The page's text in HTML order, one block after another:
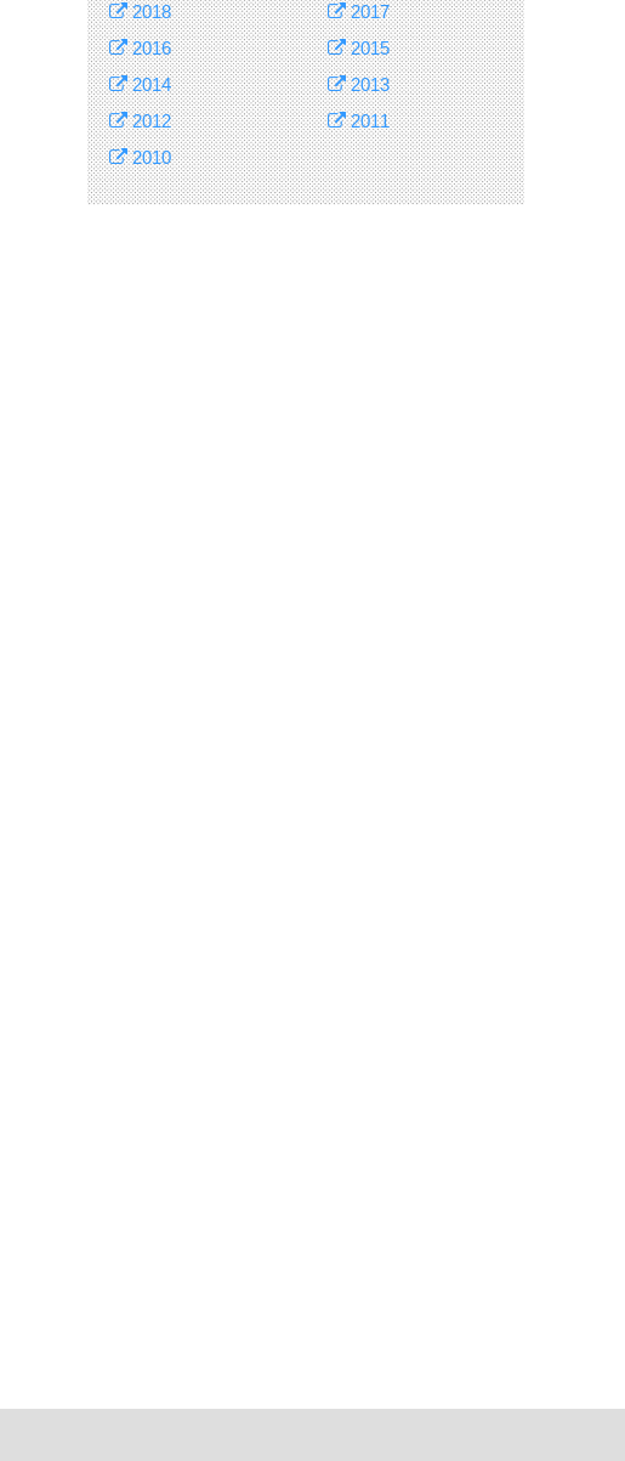
2018
2017
2016
2015
2014
2013
2012
2011
2010